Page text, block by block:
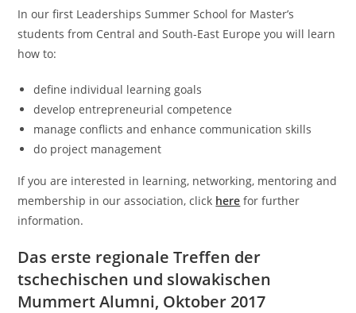
In our first Leaderships Summer School for Master’s
students from Central and South-East Europe you will learn
how to:
define individual learning goals
develop entrepreneurial competence
manage conflicts and enhance communication skills
do project management
If you are interested in learning, networking, mentoring and
membership in our association, click here for further
information.
Das erste regionale Treffen der
tschechischen und slowakischen
Mummert Alumni, Oktober 2017